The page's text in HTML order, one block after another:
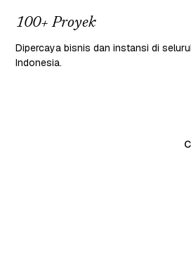
100+ Proyek
Dipercaya bisnis dan instansi di
Indonesia.